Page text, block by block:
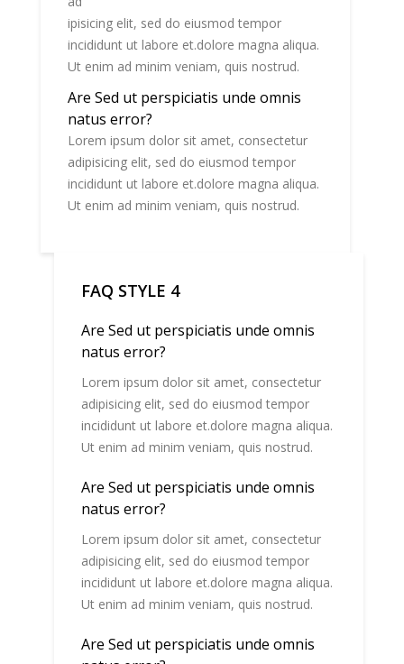
ipisicing elit, sed do eiusmod tempor
incididunt ut labore et.dolore magna aliqua.
Ut enim ad minim veniam, quis nostrud.
Are Sed ut perspiciatis unde omnis
natus error?
Lorem ipsum dolor sit amet, consectetur
adipisicing elit, sed do eiusmod tempor
incididunt ut labore et.dolore magna aliqua.
Ut enim ad minim veniam, quis nostrud.
FAQ STYLE 4
Are Sed ut perspiciatis unde omnis
natus error?
Lorem ipsum dolor sit amet, consectetur
adipisicing elit, sed do eiusmod tempor
incididunt ut labore et.dolore magna aliqua.
Ut enim ad minim veniam, quis nostrud.
Are Sed ut perspiciatis unde omnis
natus error?
Lorem ipsum dolor sit amet, consectetur
adipisicing elit, sed do eiusmod tempor
incididunt ut labore et.dolore magna aliqua.
Ut enim ad minim veniam, quis nostrud.
Are Sed ut perspiciatis unde omnis